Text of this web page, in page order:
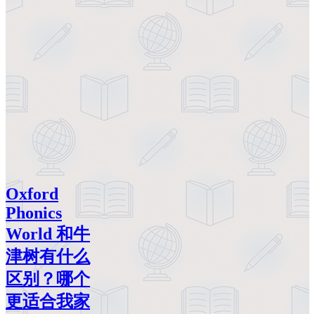
Oxford
Phonics
World 和牛
津树有什么
区别？哪个
更适合我家